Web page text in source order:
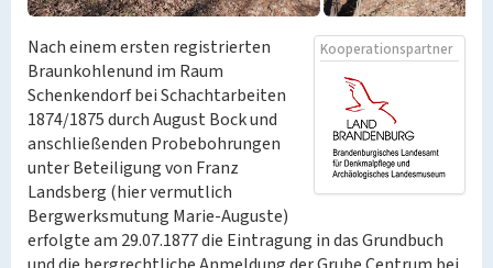
Kooperationspartner
Nach einem ersten registrierten
Braunkohlenund im Raum
Schenkendorf bei Schachtarbeiten
1874/1875 durch August Bock und
anschließenden Probebohrungen
unter Beteiligung von Franz
Landsberg (hier vermutlich
Bergwerksmutung Marie-Auguste)
erfolgte am 29.07.1877 die Eintragung in das Grundbuch